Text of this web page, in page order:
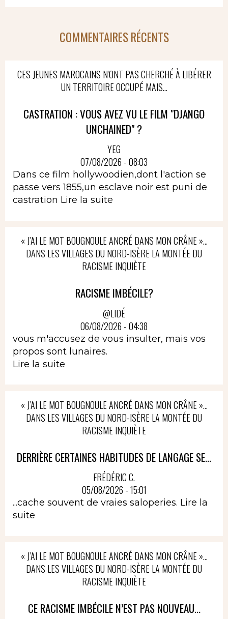
COMMENTAIRES RÉCENTS
CES JEUNES MAROCAINS N'ONT PAS CHERCHÉ À LIBÉRER
UN TERRITOIRE OCCUPÉ MAIS...
CASTRATION : VOUS AVEZ VU LE FILM "DJANGO
UNCHAINED" ?
YEG
07/08/2026 - 08:03
Dans ce film hollywoodien,dont l'action se
passe vers 1855,un esclave noir est puni de
castration Lire la suite
« J’AI LE MOT BOUGNOULE ANCRÉ DANS MON CRÂNE »…
DANS LES VILLAGES DU NORD-ISÈRE LA MONTÉE DU
RACISME INQUIÈTE
RACISME IMBÉCILE?
@LIDÉ
06/08/2026 - 04:38
vous m'accusez de vous insulter, mais vos
propos sont lunaires.
Lire la suite
« J’AI LE MOT BOUGNOULE ANCRÉ DANS MON CRÂNE »…
DANS LES VILLAGES DU NORD-ISÈRE LA MONTÉE DU
RACISME INQUIÈTE
DERRIÈRE CERTAINES HABITUDES DE LANGAGE SE...
FRÉDÉRIC C.
05/08/2026 - 15:01
...cache souvent de vraies saloperies. Lire la
suite
« J’AI LE MOT BOUGNOULE ANCRÉ DANS MON CRÂNE »…
DANS LES VILLAGES DU NORD-ISÈRE LA MONTÉE DU
RACISME INQUIÈTE
CE RACISME IMBÉCILE N’EST PAS NOUVEAU...